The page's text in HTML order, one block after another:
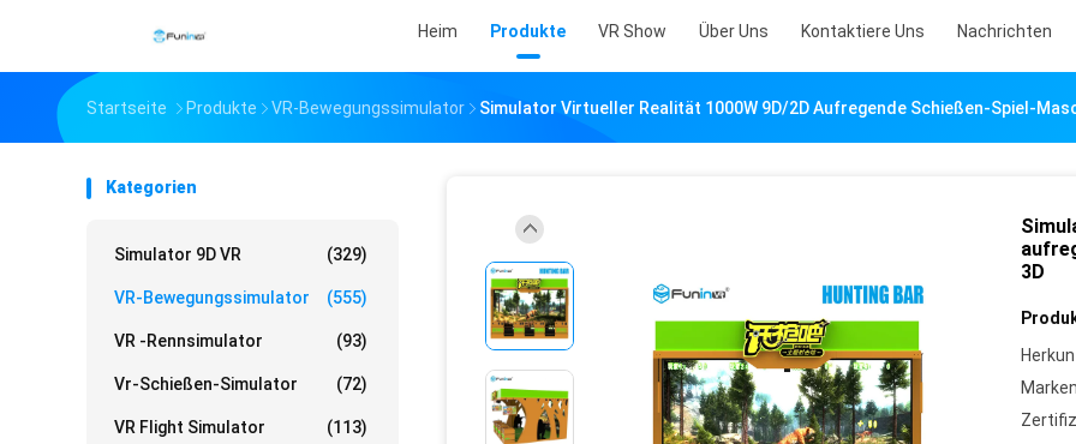
Heim Produkte VR Show Über Uns Kontaktiere Uns Nachrichten
Startseite Produkte VR-Bewegungssimulator Simulator Virtueller Realität 1000W 9D/2D Aufregende Schießen-Spiel-
Kategorien
Simulator 9D VR (329)
VR-Bewegungssimulator (555)
VR -Rennsimulator (93)
Vr-Schießen-Simulator (72)
VR Flight Simulator (113)
3D